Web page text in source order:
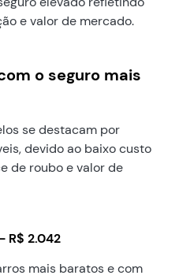
e valor de mercado.
o seguro mais
se destacam por
devido ao baixo custo
de roubo e valor de
R$ 2.042
mais baratos e com